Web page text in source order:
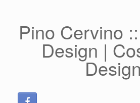
Pino Cervino
Design |
Design